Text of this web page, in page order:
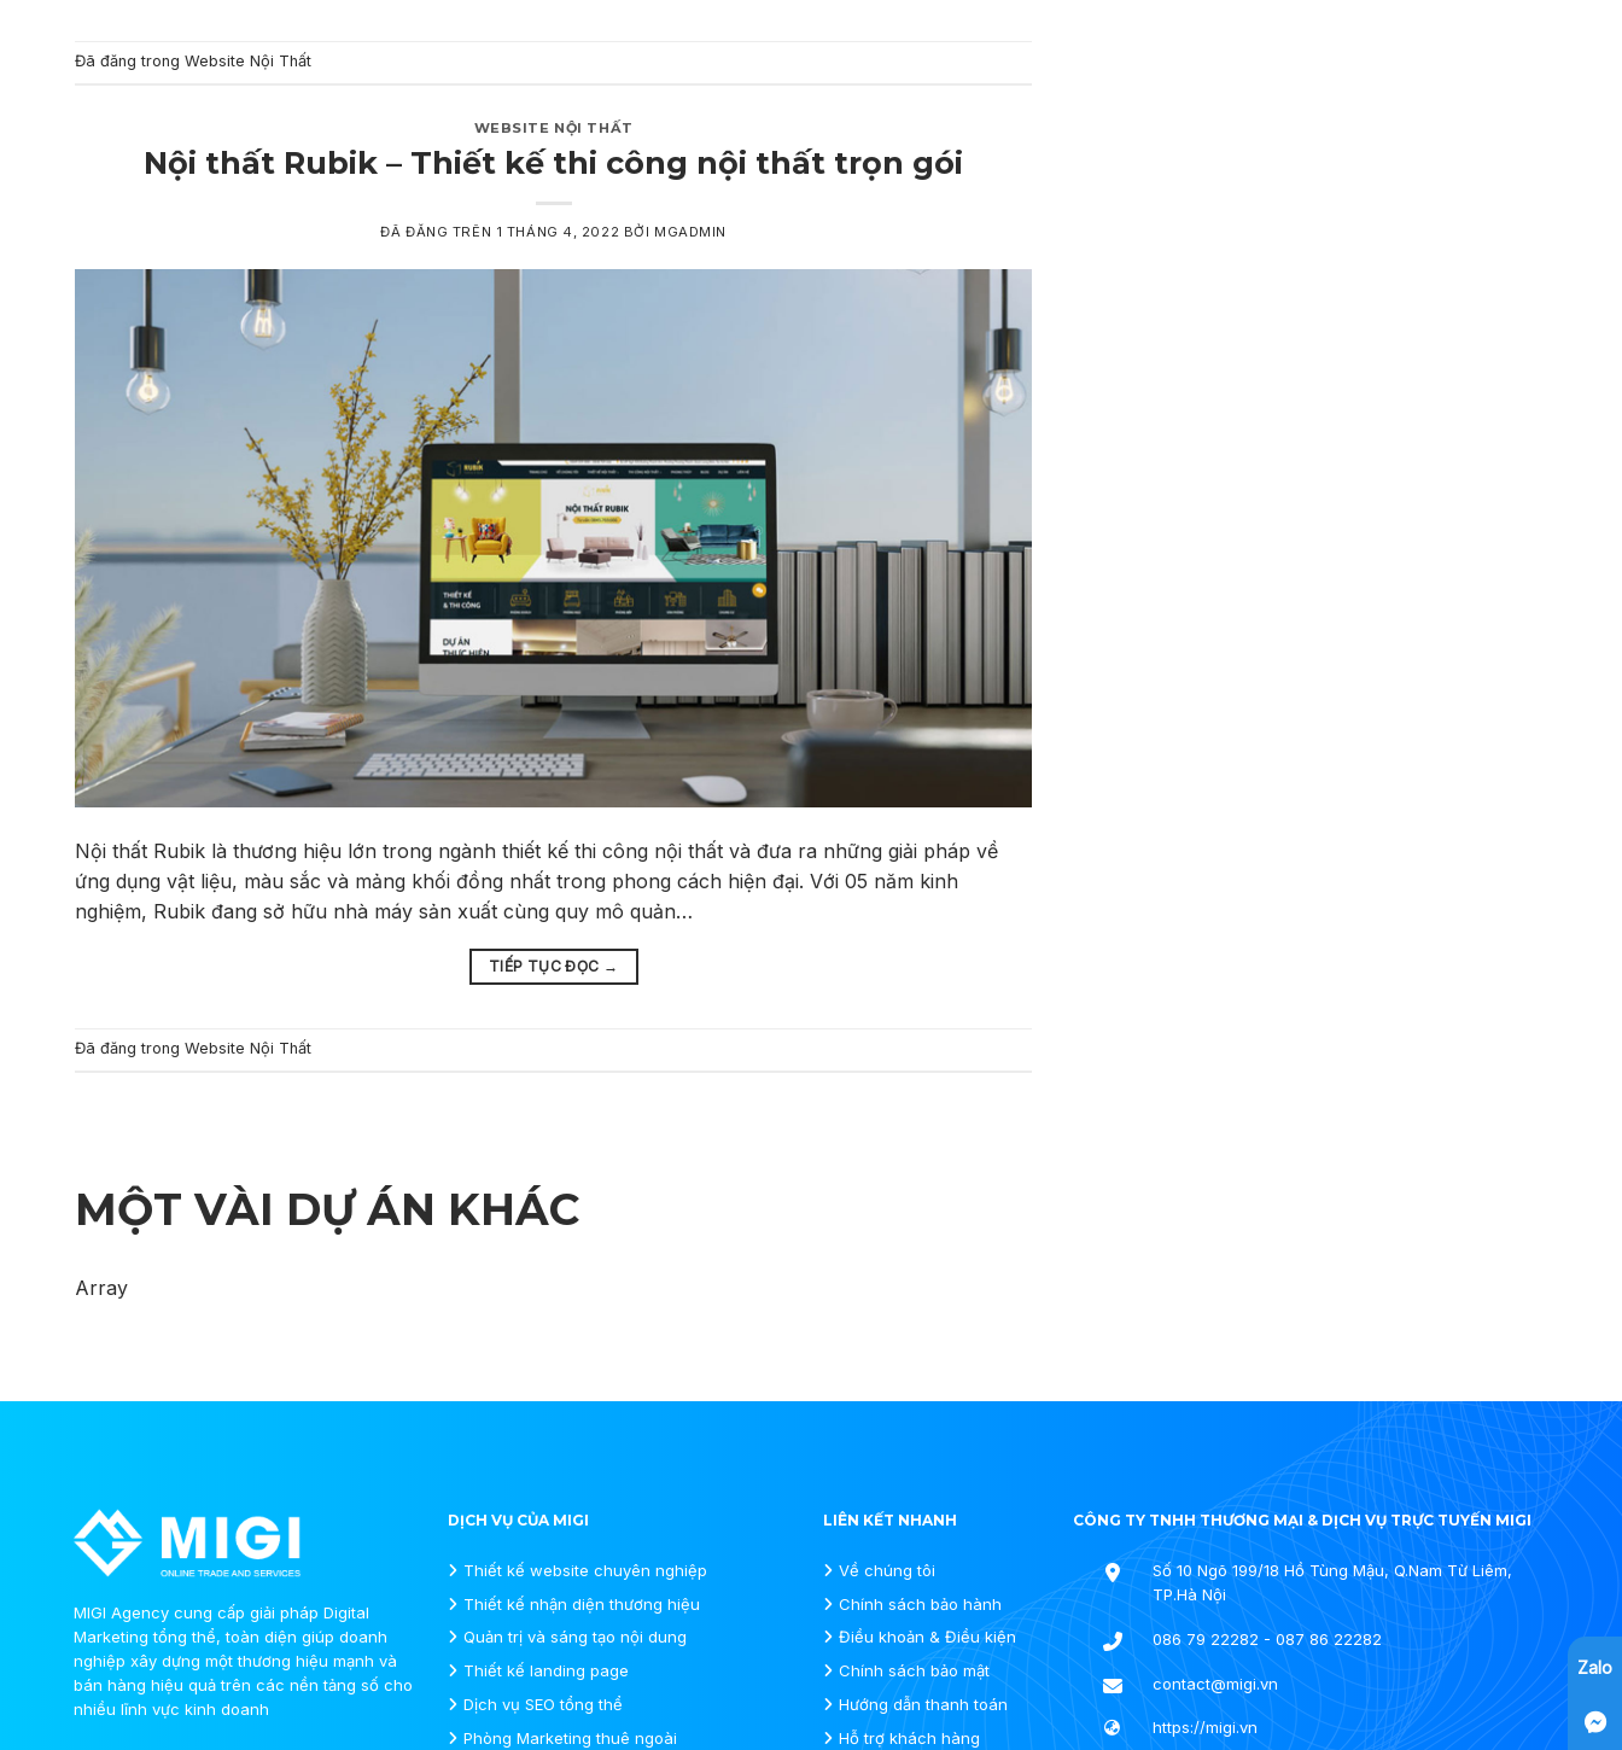
Đã đăng trong Website Nội Thất
WEBSITE NỘI THẤT
Nội thất Rubik – Thiết kế thi công nội thất trọn gói
ĐÃ ĐĂNG TRÊN 1 THÁNG 4, 2022 BỞI MGADMIN
Nội thất Rubik là thương hiệu lớn trong ngành thiết kế thi công nội thất và đưa ra những giải pháp về
ứng dụng vật liệu, màu sắc và mảng khối đồng nhất trong phong cách hiện đại. Với 05 năm kinh
nghiệm, Rubik đang sở hữu nhà máy sản xuất cùng quy mô quản…
TIẾP TỤC ĐỌC →
Đã đăng trong Website Nội Thất
MỘT VÀI DỰ ÁN KHÁC
Array
MIGI Agency cung cấp giải pháp Digital
Marketing tổng thể, toàn diện giúp doanh
nghiệp xây dựng một thương hiệu mạnh và
bán hàng hiệu quả trên các nền tảng số cho
nhiều lĩnh vực kinh doanh
DỊCH VỤ CỦA MIGI
Thiết kế website chuyên nghiệp
Thiết kế nhận diện thương hiệu
Quản trị và sáng tạo nội dung
Thiết kế landing page
Dịch vụ SEO tổng thể
Phòng Marketing thuê ngoài
LIÊN KẾT NHANH
Về chúng tôi
Chính sách bảo hành
Điều khoản & Điều kiện
Chính sách bảo mật
Hướng dẫn thanh toán
Hỗ trợ khách hàng
CÔNG TY TNHH THƯƠNG MẠI & DỊCH VỤ TRỰC TUYẾN MIGI
Số 10 Ngõ 199/18 Hồ Tùng Mậu, Q.Nam Từ Liêm,
TP.Hà Nội
086 79 22282 - 087 86 22282
contact@migi.vn
https://migi.vn
Zalo